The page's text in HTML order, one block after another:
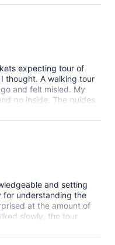
expecting tour of
thought. A walking tour
and felt misled. My
go inside. The guides
and setting
for understanding the
at the amount of
slowly, the tour
weak.